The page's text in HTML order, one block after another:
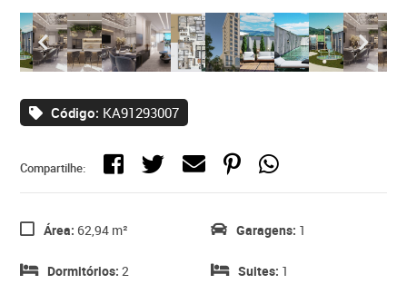
Código: KA91293007
Compartilhe:
Área: 62,94 m²
Dormitórios: 2
Garagens: 1
Suites: 1